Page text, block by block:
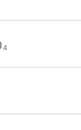
4